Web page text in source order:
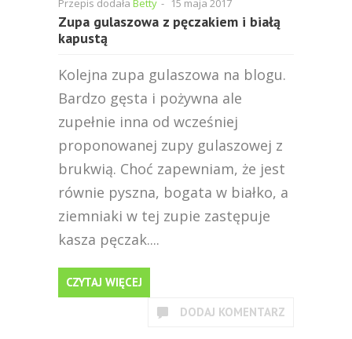
Przepis dodała Betty - 15 maja 2017
Zupa gulaszowa z pęczakiem i białą
kapustą
Kolejna zupa gulaszowa na blogu.
Bardzo gęsta i pożywna ale
zupełnie inna od wcześniej
proponowanej zupy gulaszowej z
brukwią. Choć zapewniam, że jest
równie pyszna, bogata w białko, a
ziemniaki w tej zupie zastępuje
kasza pęczak....
CZYTAJ WIĘCEJ
DODAJ KOMENTARZ